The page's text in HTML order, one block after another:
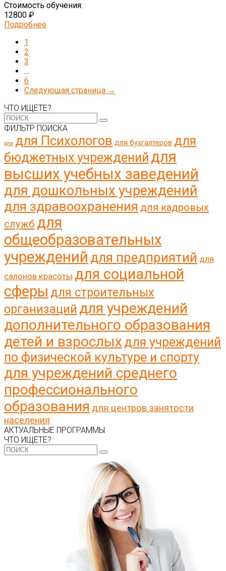
Стоимость обучения:
12800 ₽
Подробнее
1
2
3
…
6
Следующая страница →
ЧТО ИЩЕТЕ?
ФИЛЬТР ПОИСКА
для для Психологов для бухгалтеров для
бюджетных учреждений для
высших учебных заведений
для дошкольных учреждений
для здравоохранения для кадровых
служб для
общеобразовательных
учреждений для предприятий для
салонов красоты для социальной
сферы для строительных
организаций для учреждений
дополнительного образования
детей и взрослых для учреждений
по физической культуре и спорту
для учреждений среднего
профессионального
образования для центров занятости
населения
АКТУАЛЬНЫЕ ПРОГРАММЫ
ЧТО ИЩЕТЕ?